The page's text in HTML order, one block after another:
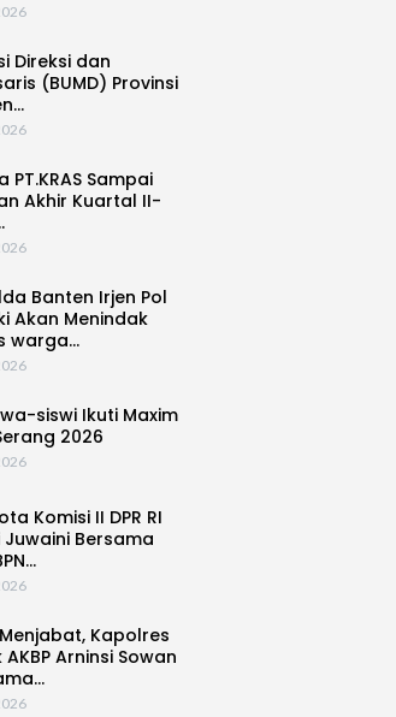
Direksi dan
(BUMD) Provinsi
PT.KRAS Sampai
Akhir Kuartal II-
Banten Irjen Pol
Akan Menindak
warga…
siswi Ikuti Maxim
2026
Komisi II DPR RI
Juwaini Bersama
Kapolres
AKBP Arninsi Sowan